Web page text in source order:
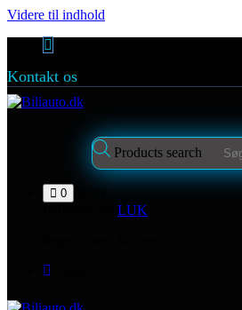
Videre til indhold
Kontakt os
Products search
0
LUK